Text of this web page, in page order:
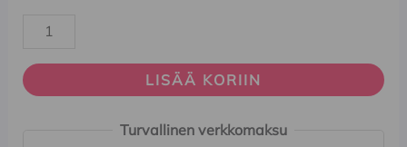
LISÄÄ KORIIN
Turvallinen verkkomaksu